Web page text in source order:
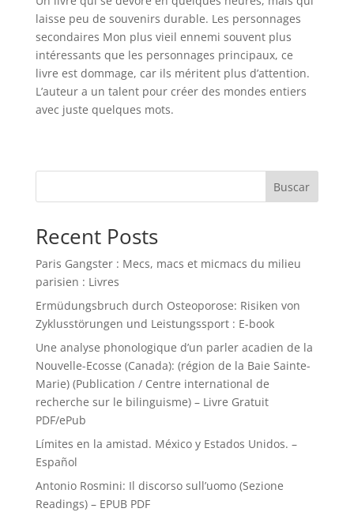
laisse peu de souvenirs durable. Les personnages
secondaires Mon plus vieil ennemi souvent plus
intéressants que les personnages principaux, ce
livre est dommage, car ils méritent plus d’attention.
L’auteur a un talent pour créer des mondes entiers
avec juste quelques mots.
Buscar
Recent Posts
Paris Gangster : Mecs, macs et micmacs du milieu
parisien : Livres
Ermüdungsbruch durch Osteoporose: Risiken von
Zyklusstörungen und Leistungssport : E-book
Une analyse phonologique d’un parler acadien de la
Nouvelle-Ecosse (Canada): (région de la Baie Sainte-
Marie) (Publication / Centre international de
recherche sur le bilinguisme) – Livre Gratuit
PDF/ePub
Límites en la amistad. México y Estados Unidos. –
Español
Antonio Rosmini: Il discorso sull’uomo (Sezione
Readings) – EPUB PDF